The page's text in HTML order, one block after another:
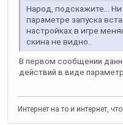
Народ, подскажите...
параметре запуска
настройках в игре
скина не видно..
В первом сообщении
действий в виде
Интернет на то и интернет,